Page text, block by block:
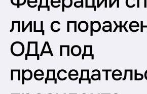
лиц с
ОДА под